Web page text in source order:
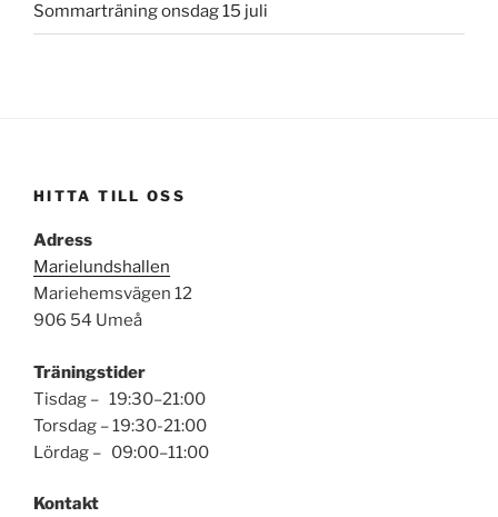
Sommarträning onsdag 15 juli
HITTA TILL OSS
Adress
Marielundshallen
Mariehemsvägen 12
906 54 Umeå
Träningstider
Tisdag – 19:30–21:00
Torsdag – 19:30-21:00
Lördag – 09:00–11:00
Kontakt